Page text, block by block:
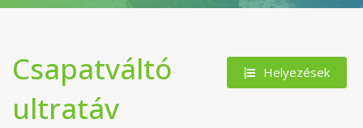
Helyezések
Csapatváltó
ultratáv